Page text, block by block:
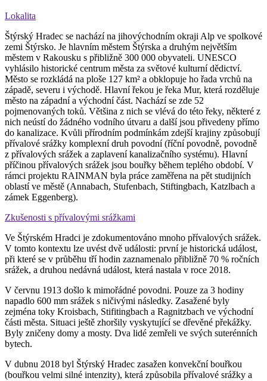
Lokalita
Štýrský Hradec se nachází na jihovýchodním okraji Alp ve spolkové
zemi Štýrsko. Je hlavním městem Štýrska a druhým největším
městem v Rakousku s přibližně 300 000 obyvateli. UNESCO
vyhlásilo historické centrum města za světové kulturní dědictví.
Město se rozkládá na ploše 127 km² a obklopuje ho řada vrchů na
západě, severu i východě. Hlavní řekou je řeka Mur, která rozděluje
město na západní a východní část. Nachází se zde 52
pojmenovaných toků. Většina z nich se vlévá do této řeky, některé z
nich neústí do žádného vodního útvaru a další jsou přivedeny přímo
do kanalizace. Kvůli přírodním podmínkám zdejší krajiny způsobují
přívalové srážky komplexní druh povodní (říční povodně, povodně
z přívalových srážek a zaplavení kanalizačního systému). Hlavní
příčinou přívalových srážek jsou bouřky během teplého období. V
rámci projektu RAINMAN byla práce zaměřena na pět studijních
oblastí ve městě (Annabach, Stufenbach, Stiftingbach, Katzlbach a
zámek Eggenberg).
Zkušenosti s přívalovými srážkami
Ve Štýrském Hradci je zdokumentováno mnoho přívalových srážek.
V tomto kontextu lze uvést dvě události: první je historická událost,
při které se v průběhu tří hodin zaznamenalo přibližně 70 % ročních
srážek, a druhou nedávná událost, která nastala v roce 2018.
V červnu 1913 došlo k mimořádné povodni. Pouze za 3 hodiny
napadlo 600 mm srážek s ničivými následky. Zasažené byly
zejména toky Kroisbach, Stifitingbach a Ragnitzbach ve východní
části města. Situaci ještě zhoršily vyskytující se dřevěné překážky.
Byly zničeny domy a mosty. Dva lidé zemřeli ve svých suterénních
bytech.
V dubnu 2018 byl Štýrský Hradec zasažen konvekční bouřkou
(bouřkou velmi silné intenzity), která způsobila přívalové srážky a